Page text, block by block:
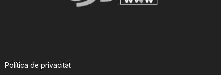
Política de privacitat